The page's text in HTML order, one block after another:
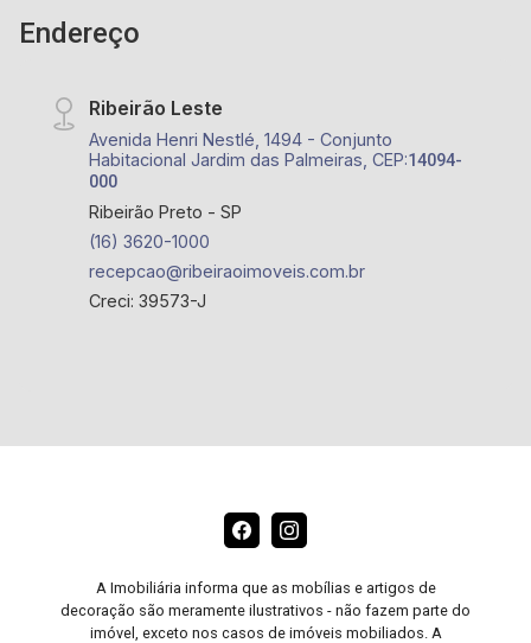
Animal Centro Veterinário, Posto Alpha Center,
Academia Corpore, Museu da Gula, Maple Bear
Endereço
Ribeirão Leste
Avenida Henri Nestlé, 1494 - Conjunto
Habitacional Jardim das Palmeiras, CEP:14094-
000
Ribeirão Preto - SP
(16) 3620-1000
recepcao@ribeiraoimoveis.com.br
Creci: 39573-J
A Imobiliária informa que as mobílias e artigos de
decoração são meramente ilustrativos - não fazem parte do
imóvel, exceto nos casos de imóveis mobiliados. A